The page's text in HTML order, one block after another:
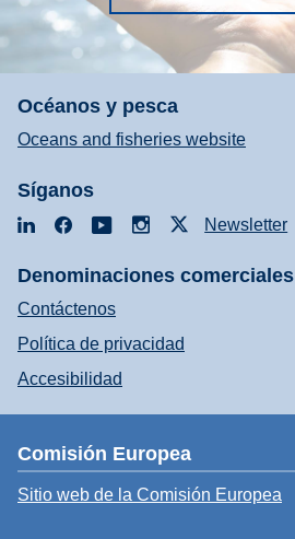
Océanos y pesca
Oceans and fisheries website
Síganos
LinkedInFacebookYouTubeInstagramNewsletter
Denominaciones comerciales
Contáctenos
Política de privacidad
Accesibilidad
Comisión Europea
Sitio web de la Comisión Europea